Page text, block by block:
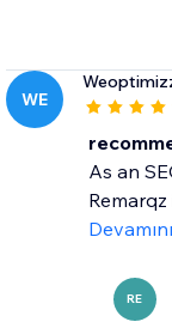
WE
As an
RE